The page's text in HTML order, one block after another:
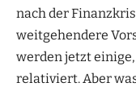
nach der
weitgehendere
werden jetzt
relativiert. Aber